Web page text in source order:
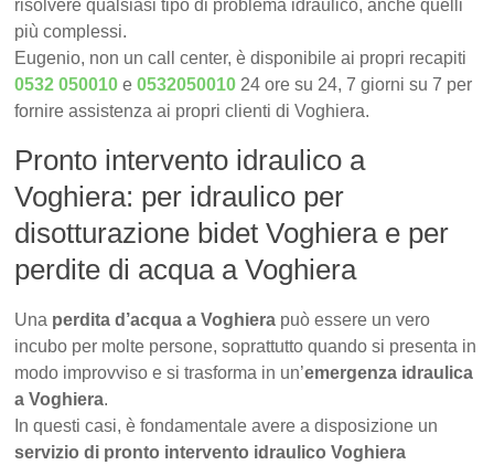
risolvere qualsiasi tipo di problema idraulico, anche quelli
più complessi.
Eugenio, non un call center, è disponibile ai propri recapiti
0532 050010 e0532050010 24 ore su 24, 7 giorni su 7 per
fornire assistenza ai propri clienti di Voghiera.
Pronto intervento idraulico a
Voghiera: per idraulico per
disotturazione bidet Voghiera e per
perdite di acqua a Voghiera
Una perdita d’acqua a Voghiera può essere un vero
incubo per molte persone, soprattutto quando si presenta in
modo improvviso e si trasforma in un’emergenza idraulica
a Voghiera.
In questi casi, è fondamentale avere a disposizione un
servizio di pronto intervento idraulico Voghiera